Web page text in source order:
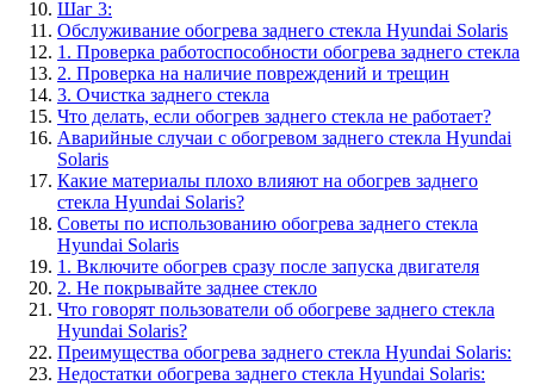
Шаг 3:
Обслуживание обогрева заднего стекла Hyundai Solaris
1. Проверка работоспособности обогрева заднего стекла
2. Проверка на наличие повреждений и трещин
3. Очистка заднего стекла
Что делать, если обогрев заднего стекла не работает?
Аварийные случаи с обогревом заднего стекла Hyundai
Solaris
Какие материалы плохо влияют на обогрев заднего
стекла Hyundai Solaris?
Советы по использованию обогрева заднего стекла
Hyundai Solaris
1. Включите обогрев сразу после запуска двигателя
2. Не покрывайте заднее стекло
Что говорят пользователи об обогреве заднего стекла
Hyundai Solaris?
Преимущества обогрева заднего стекла Hyundai Solaris:
Недостатки обогрева заднего стекла Hyundai Solaris: